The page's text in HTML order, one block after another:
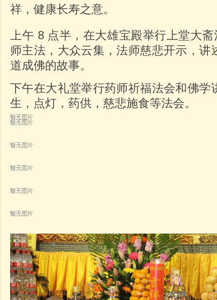
祥，健康长寿之意。
上午 8 点半，在大雄宝殿举行上堂大
师主法，大众云集，法师慈悲开示，讲
道成佛的故事。
下午在大礼堂举行药师祈福法会和佛学
生，点灯，药供，慈悲施食等法会。